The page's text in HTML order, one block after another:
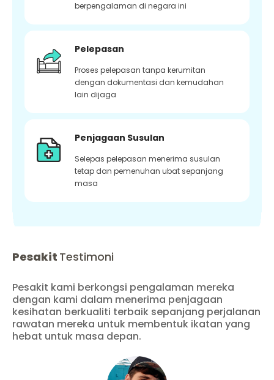
berpengalaman di negara ini
Pelepasan
Proses pelepasan tanpa kerumitan
dengan dokumentasi dan kemudahan
lain dijaga
Penjagaan Susulan
Selepas pelepasan menerima susulan
tetap dan pemenuhan ubat sepanjang
masa
Pesakit Testimoni
Pesakit kami berkongsi pengalaman mereka
dengan kami dalam menerima penjagaan
kesihatan berkualiti terbaik sepanjang perjalanan
rawatan mereka untuk membentuk ikatan yang
hebat untuk masa depan.